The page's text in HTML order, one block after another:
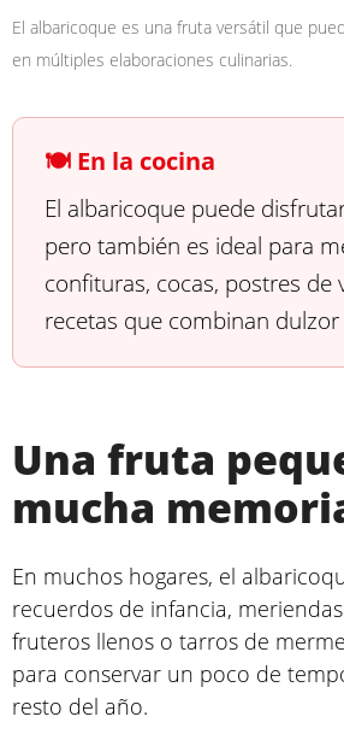
El albaricoque es una fruta versátil que
en múltiples elaboraciones culinarias.
🍽️ En la cocina
El albaricoque puede
pero también es ideal para
confituras, cocas, postres de
recetas que combinan dulzor
Una fruta
mucha
En muchos hogares, el
recuerdos de infancia,
fruteros llenos o tarros de
para conservar un poco de
resto del año.